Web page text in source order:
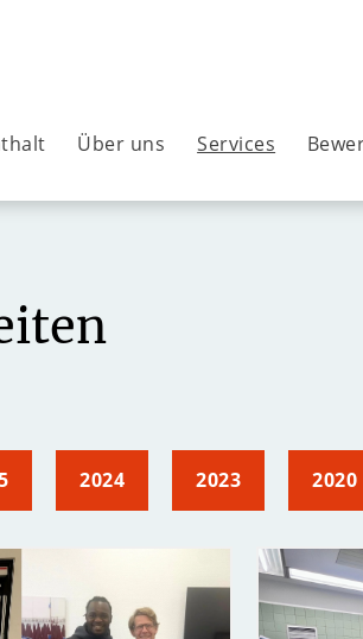
Über uns Services
2024 2023 2020